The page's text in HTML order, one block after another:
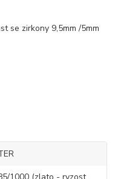
se zirkony 9,5mm /5mm